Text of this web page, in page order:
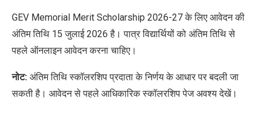
GEV Memorial Merit Scholarship 2026-27 के लिए आवेदन की
अंतिम तिथि 15 जुलाई 2026 है। पात्र विद्यार्थियों को अंतिम तिथि से
पहले ऑनलाइन आवेदन करना चाहिए।
नोट: अंतिम तिथि स्कॉलरशिप प्रदाता के निर्णय के आधार पर बदली जा
सकती है। आवेदन से पहले आधिकारिक स्कॉलरशिप पेज अवश्य देखें।